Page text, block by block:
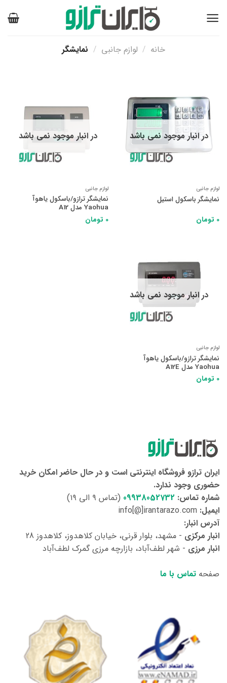
خانه / لوازم جانبی / نمایشگر
در انبار موجود نمی باشد
لوازم جانبی
نمایشگر باسکول استیل
0 تومان
در انبار موجود نمی باشد
لوازم جانبی
نمایشگر ترازو/باسکول یاهوآ
Yaohua مدل A12
0 تومان
در انبار موجود نمی باشد
لوازم جانبی
نمایشگر ترازو/باسکول یاهوآ
Yaohua مدل A12E
0 تومان
ایران ترازو فروشگاه اینترنتی است و در حال حاضر امکان خرید
حضوری وجود ندارد.
شماره تماس: 09938052732 (تماس ۹ الی ۱۹)
ایمیل:
آدرس انبار:
انبار مرکزی - مشهد، بلوار قرنی، خیابان کلاهدوز، کلاهدوز 28
انبار مرزی - شهر لطف‌آباد، بازارچه مرزی گمرک لطف‌آباد
صفحه تماس با ما